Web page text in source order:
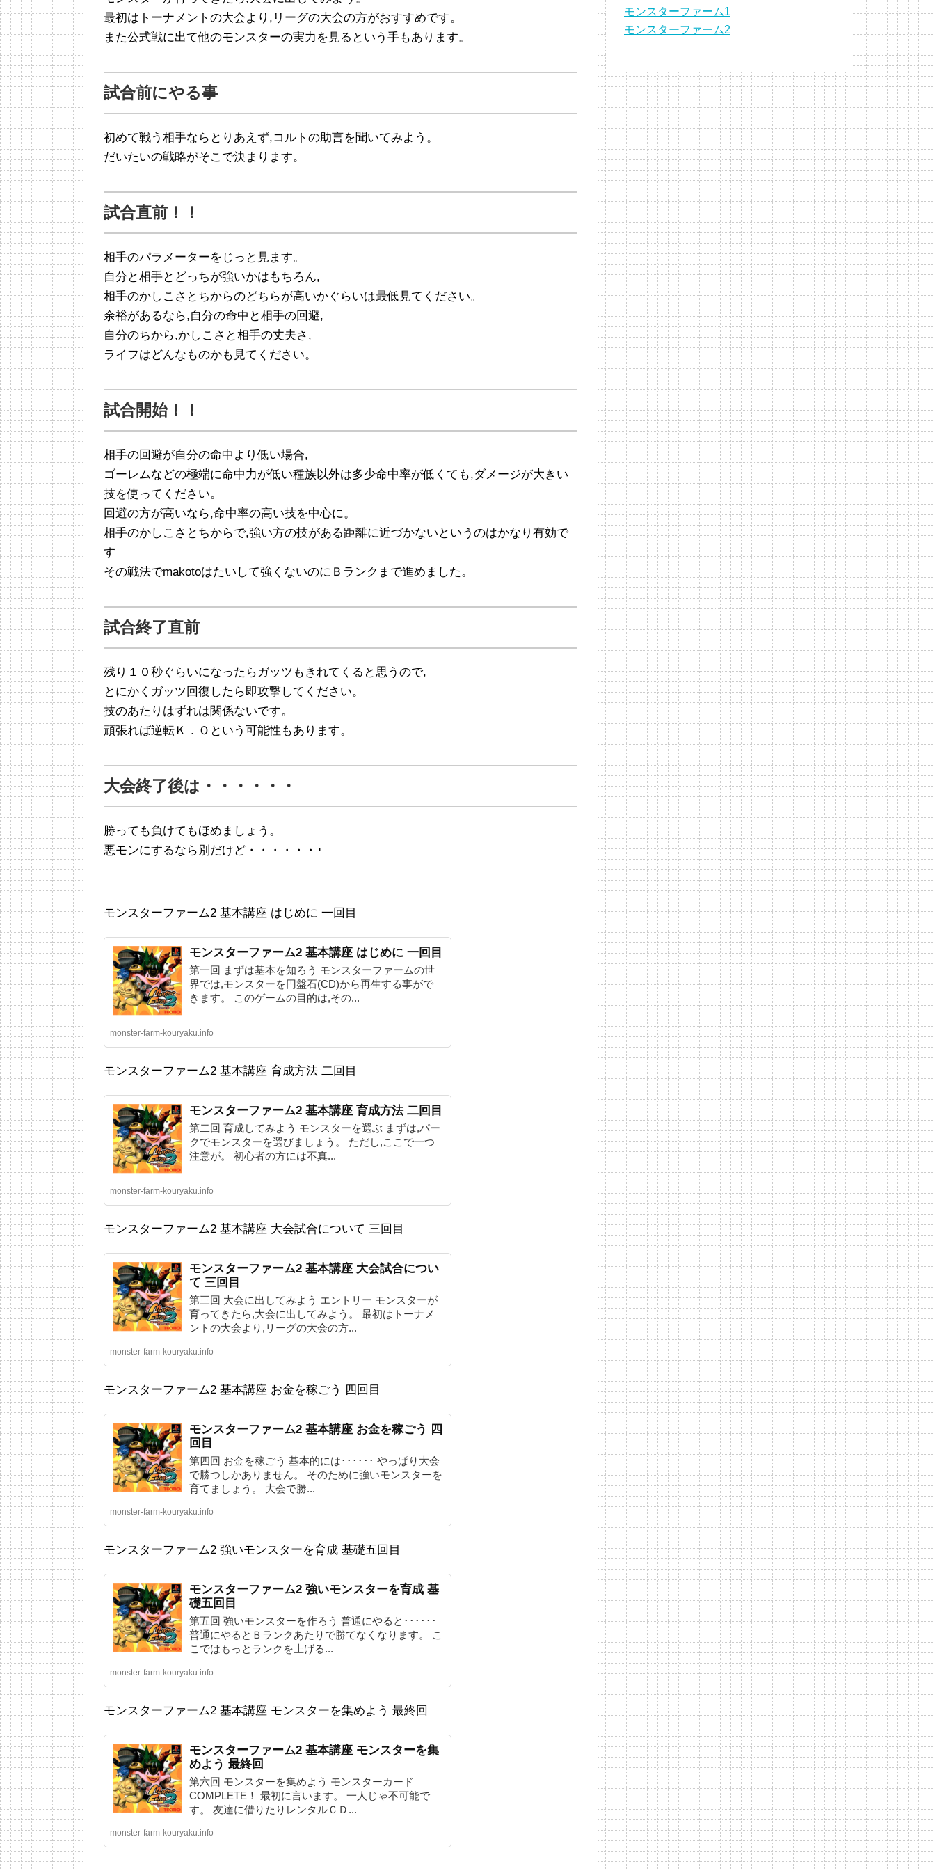
最初はトーナメントの大会より,リーグの大会の方がおすすめです。
また公式戦に出て他のモンスターの実力を見るという手もあります。
試合前にやる事
初めて戦う相手ならとりあえず,コルトの助言を聞いてみよう。
だいたいの戦略がそこで決まります。
試合直前！！
相手のパラメーターをじっと見ます。
自分と相手とどっちが強いかはもちろん,
相手のかしこさとちからのどちらが高いかぐらいは最低見てください。
余裕があるなら,自分の命中と相手の回避,
自分のちから,かしこさと相手の丈夫さ,
ライフはどんなものかも見てください。
試合開始！！
相手の回避が自分の命中より低い場合,
ゴーレムなどの極端に命中力が低い種族以外は多少命中率が低くても,ダメージが大きい
技を使ってください。
回避の方が高いなら,命中率の高い技を中心に。
相手のかしこさとちからで,強い方の技がある距離に近づかないというのはかなり有効で
す
その戦法でmakotoはたいして強くないのにＢランクまで進めました。
試合終了直前
残り１０秒ぐらいになったらガッツもきれてくると思うので,
とにかくガッツ回復したら即攻撃してください。
技のあたりはずれは関係ないです。
頑張れば逆転Ｋ．Ｏという可能性もあります。
大会終了後は・・・・・・
勝っても負けてもほめましょう。
悪モンにするなら別だけど・・・・・・･
モンスターファーム2 基本講座 はじめに 一回目
モンスターファーム2 基本講座 はじめに 一回目
第一回 まずは基本を知ろう モンスターファームの世
界では,モンスターを円盤石(CD)から再生する事がで
きます。 このゲームの目的は,その...
monster-farm-kouryaku.info
モンスターファーム2 基本講座 育成方法 二回目
モンスターファーム2 基本講座 育成方法 二回目
第二回 育成してみよう モンスターを選ぶ まずは,パー
クでモンスターを選びましょう。 ただし,ここで一つ
注意が。 初心者の方には不真...
monster-farm-kouryaku.info
モンスターファーム2 基本講座 大会試合について 三回目
モンスターファーム2 基本講座 大会試合につい
て 三回目
第三回 大会に出してみよう エントリー モンスターが
育ってきたら,大会に出してみよう。 最初はトーナメ
ントの大会より,リーグの大会の方...
monster-farm-kouryaku.info
モンスターファーム2 基本講座 お金を稼ごう 四回目
モンスターファーム2 基本講座 お金を稼ごう 四
回目
第四回 お金を稼ごう 基本的には･･････ やっぱり大会
で勝つしかありません。 そのために強いモンスターを
育てましょう。 大会で勝...
monster-farm-kouryaku.info
モンスターファーム2 強いモンスターを育成 基礎五回目
モンスターファーム2 強いモンスターを育成 基
礎五回目
第五回 強いモンスターを作ろう 普通にやると･･････
普通にやるとＢランクあたりで勝てなくなります。 こ
こではもっとランクを上げる...
monster-farm-kouryaku.info
モンスターファーム2 基本講座 モンスターを集めよう 最終回
モンスターファーム2 基本講座 モンスターを集
めよう 最終回
第六回 モンスターを集めよう モンスターカード
COMPLETE！ 最初に言います。 一人じゃ不可能で
す。 友達に借りたりレンタルＣＤ...
monster-farm-kouryaku.info
モンスターファーム1
モンスターファーム2